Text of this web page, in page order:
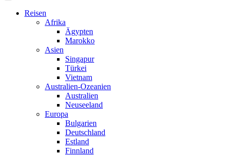
Reisen
Afrika
Ägypten
Marokko
Asien
Singapur
Türkei
Vietnam
Australien-Ozeanien
Australien
Neuseeland
Europa
Bulgarien
Deutschland
Estland
Finnland